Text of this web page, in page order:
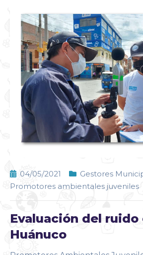
04/05/2021
Gestores
Promotores ambientales juveniles
Evaluación del ruido
Huánuco